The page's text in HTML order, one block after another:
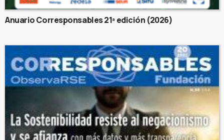
Anuario Corresponsables 21ª edición (2026)